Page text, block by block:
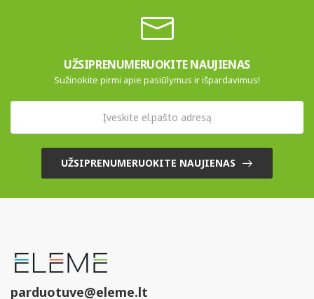
UŽSIPRENUMERUOKITE NAUJIENAS
Sužinokite pirmi apie pasiūlymus ir išpardavimus!
UŽSIPRENUMERUOKITE NAUJIENAS
parduotuve@eleme.lt